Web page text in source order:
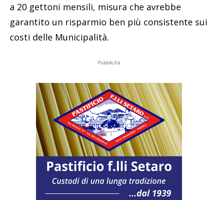
a 20 gettoni mensili, misura che avrebbe
garantito un risparmio ben più consistente sui
costi delle Municipalità.
Pubblicità